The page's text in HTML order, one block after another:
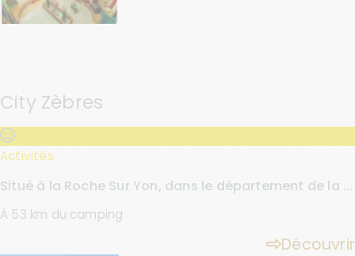
City Zèbres
Activités
Situé à la Roche Sur Yon, dans le département de la ...
À 53 km du camping
Découvrir